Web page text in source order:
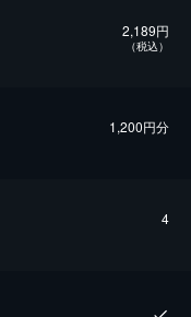
2,189円
（税込）
1,200円分
4